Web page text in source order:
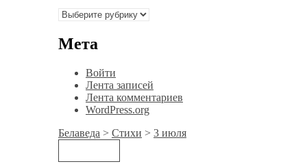
Рубрики
Мета
Войти
Лента записей
Лента комментариев
WordPress.org
Белаведа > Стихи > 3 июля